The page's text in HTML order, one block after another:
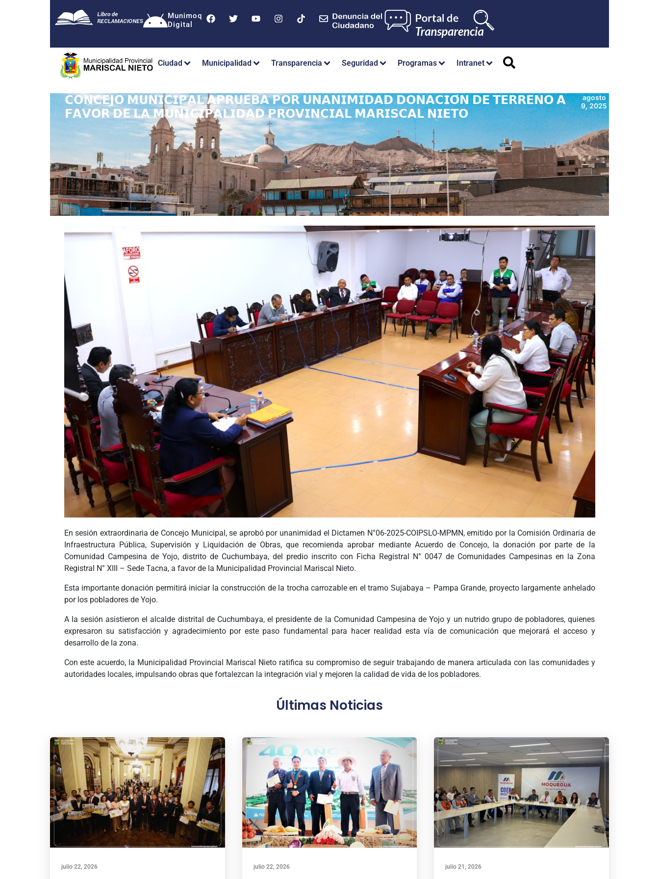
Munimoq
Digital
Ciudad Municipalidad Transparencia Seguridad Programas Intranet
𝗖𝗢𝗡𝗖𝗘𝗝𝗢 𝗠𝗨𝗡𝗜𝗖𝗜𝗣𝗔𝗟 𝗔𝗣𝗥𝗨𝗘𝗕𝗔 𝗣𝗢𝗥 𝗨𝗡𝗔𝗡𝗜𝗠𝗜𝗗𝗔𝗗 𝗗𝗢𝗡𝗔𝗖𝗜𝗢́𝗡 𝗗𝗘 𝗧𝗘𝗥𝗥𝗘𝗡𝗢 𝗔
𝗙𝗔𝗩𝗢𝗥 𝗗𝗘 𝗟𝗔 𝗠𝗨𝗡𝗜𝗖𝗜𝗣𝗔𝗟𝗜𝗗𝗔𝗗 𝗣𝗥𝗢𝗩𝗜𝗡𝗖𝗜𝗔𝗟 𝗠𝗔𝗥𝗜𝗦𝗖𝗔𝗟 𝗡𝗜𝗘𝗧𝗢
agosto
9, 2025
En sesión extraordinaria de Concejo Municipal, se aprobó por unanimidad el Dictamen N°06-2025-COIPSLO-MPMN, emitido por la Comisión Ordinaria de
Infraestructura Pública, Supervisión y Liquidación de Obras, que recomienda aprobar mediante Acuerdo de Concejo, la donación por parte de la
Comunidad Campesina de Yojo, distrito de Cuchumbaya, del predio inscrito con Ficha Registral N° 0047 de Comunidades Campesinas en la Zona
Registral N° XIII – Sede Tacna, a favor de la Municipalidad Provincial Mariscal Nieto.
Esta importante donación permitirá iniciar la construcción de la trocha carrozable en el tramo Sujabaya – Pampa Grande, proyecto largamente anhelado
por los pobladores de Yojo.
A la sesión asistieron el alcalde distrital de Cuchumbaya, el presidente de la Comunidad Campesina de Yojo y un nutrido grupo de pobladores, quienes
expresaron su satisfacción y agradecimiento por este paso fundamental para hacer realidad esta vía de comunicación que mejorará el acceso y
desarrollo de la zona.
Con este acuerdo, la Municipalidad Provincial Mariscal Nieto ratifica su compromiso de seguir trabajando de manera articulada con las comunidades y
autoridades locales, impulsando obras que fortalezcan la integración vial y mejoren la calidad de vida de los pobladores.
Últimas Noticias
julio 22, 2026 julio 22, 2026 julio 21, 2026